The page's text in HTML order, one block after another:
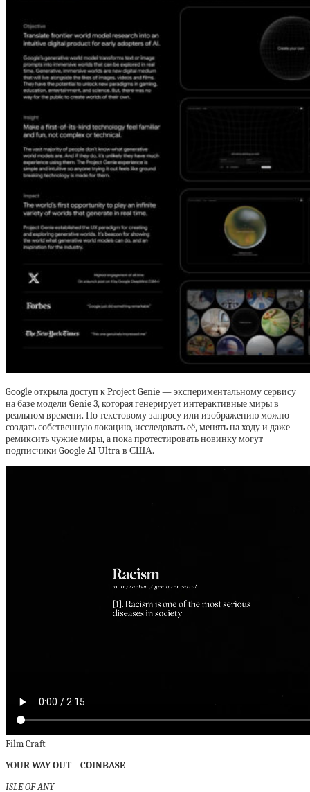
Google открыла доступ к Project Genie — экспериментальному сервису
на базе модели Genie 3, которая генерирует интерактивные миры в
реальном времени. По текстовому запросу или изображению можно
создать собственную локацию, исследовать её, менять на ходу и даже
ремиксить чужие миры, а пока протестировать новинку могут
подписчики Google AI Ultra в США.
Film Craft
YOUR WAY OUT – COINBASE
ISLE OF ANY